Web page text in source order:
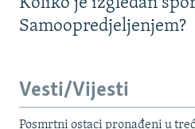
Samoopredjeljenjem?
Vesti/Vijesti
Posmrtni ostaci pronađeni u